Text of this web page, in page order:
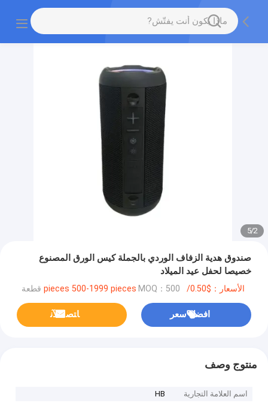
2
/
5
صندوق هدية الزفاف الوردي بالجملة كيس الورق المصنوع
خصيصا لحفل عيد الميلاد
الأسعار：$0.50/pieces 500-1999 pieces MOQ：500 قطعة
افضل سعر ﺎﺘﺼﻟ ﺍﻶﻧ
منتوج وصف
اسم العلامة التجارية
HB